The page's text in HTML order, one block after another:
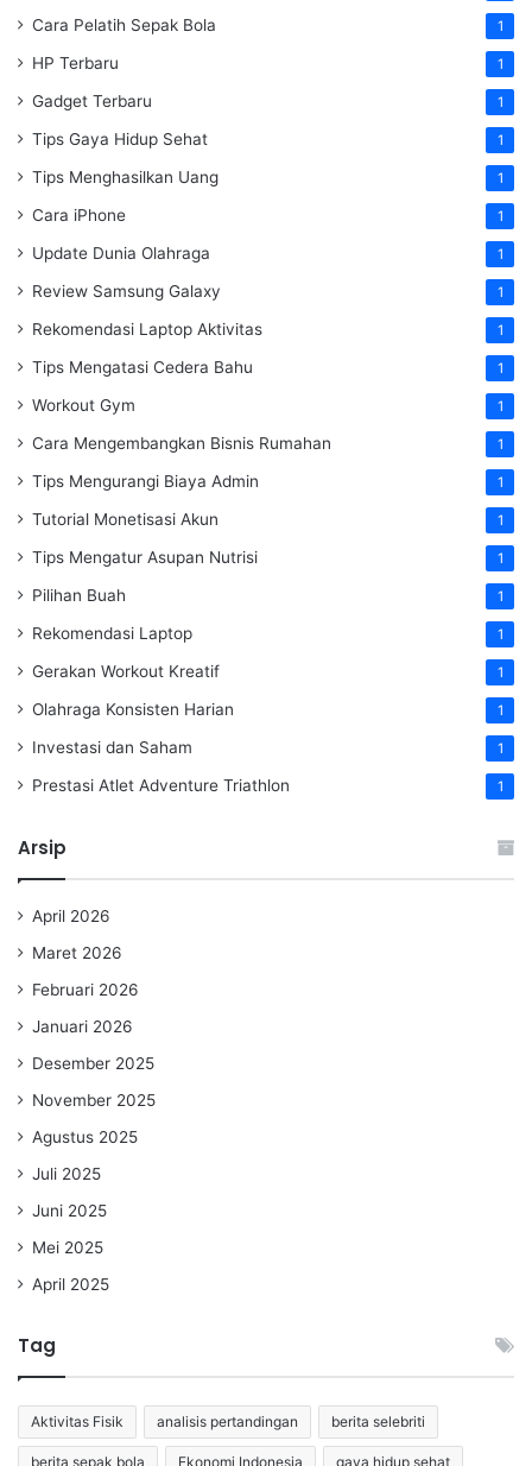
Cara Pelatih Sepak Bola 1
HP Terbaru 1
Gadget Terbaru 1
Tips Gaya Hidup Sehat 1
Tips Menghasilkan Uang 1
Cara iPhone 1
Update Dunia Olahraga 1
Review Samsung Galaxy 1
Rekomendasi Laptop Aktivitas 1
Tips Mengatasi Cedera Bahu 1
Workout Gym 1
Cara Mengembangkan Bisnis Rumahan 1
Tips Mengurangi Biaya Admin 1
Tutorial Monetisasi Akun 1
Tips Mengatur Asupan Nutrisi 1
Pilihan Buah 1
Rekomendasi Laptop 1
Gerakan Workout Kreatif 1
Olahraga Konsisten Harian 1
Investasi dan Saham 1
Prestasi Atlet Adventure Triathlon 1
Arsip
April 2026
Maret 2026
Februari 2026
Januari 2026
Desember 2025
November 2025
Agustus 2025
Juli 2025
Juni 2025
Mei 2025
April 2025
Tag
Aktivitas Fisik analisis pertandingan berita selebriti
berita sepak bola Ekonomi Indonesia gaya hidup sehat